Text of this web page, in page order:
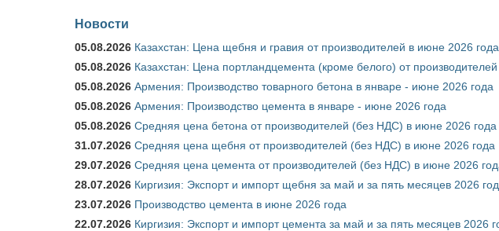
Новости
05.08.2026 Казахстан: Цена щебня и гравия от производителей в июне 2026 года
05.08.2026 Казахстан: Цена портландцемента (кроме белого) от
05.08.2026 Армения: Производство товарного бетона в январе - июне 2026 года
05.08.2026 Армения: Производство цемента в январе - июне 2026 года
05.08.2026 Средняя цена бетона от производителей (без НДС) в июне 2026 года
31.07.2026 Средняя цена щебня от производителей (без НДС) в июне 2026 года
29.07.2026 Средняя цена цемента от производителей (без НДС) в июне 2026
28.07.2026 Киргизия: Экспорт и импорт щебня за май и за пять месяцев 2026
23.07.2026 Производство цемента в июне 2026 года
22.07.2026 Киргизия: Экспорт и импорт цемента за май и за пять месяцев 2026